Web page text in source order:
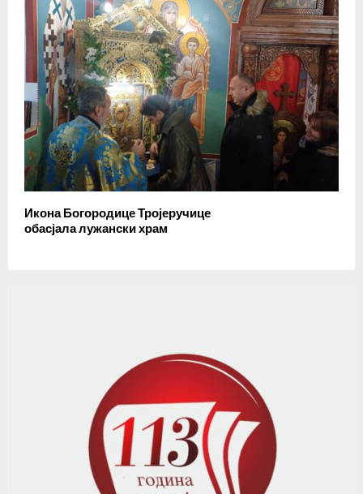
Икона Богородице Тројеручице
обасјала лужански храм